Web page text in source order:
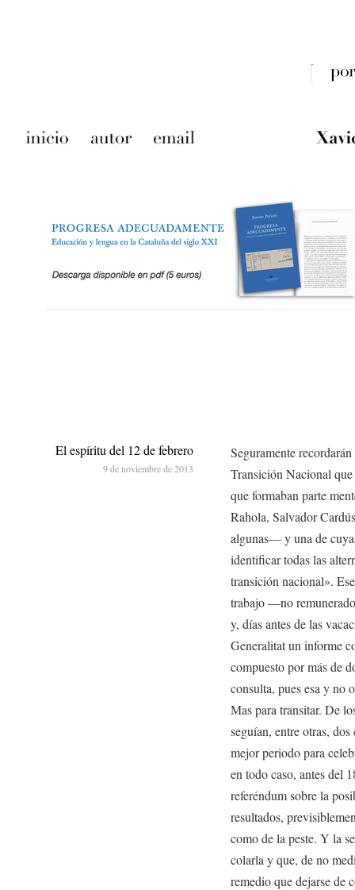
Seguramente
Transición Nacional
que formaban parte
Rahola, Salvador
algunas— y una de
identificar todas las
transición nacional».
trabajo —no
y, días antes de las
Generalitat un informe
compuesto por más de
consulta, pues esa y no
Mas para transitar. De
seguían, entre otras,
mejor periodo para
en todo caso, antes del
referéndum sobre la
resultados,
como de la peste. Y la
colarla y que, de no
remedio que dejarse de
El espíritu del 12 de febrero
9 de noviembre de 2013